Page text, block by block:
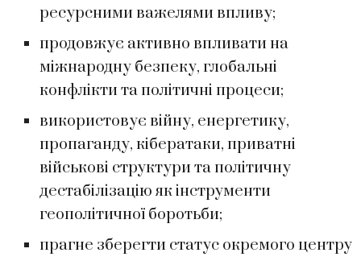
ресурсними важелями впливу;
продовжує активно впливати на
міжнародну безпеку, глобальні
конфлікти та політичні процеси;
використовує війну, енергетику,
пропаганду, кібератаки, приватні
військові структури та політичну
дестабілізацію як інструменти
геополітичної боротьби;
прагне зберегти статус окремого центру